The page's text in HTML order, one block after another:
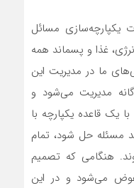
یکپارچه‌سازی مسائل
غذا و پسماند همه
ما در مدیریت این
جداگانه مدیریت می‌شود و
یک قاعده یکپارچه با
مسئله حل شود، تمام
هنگامی که تصمیم
می‌شود و در این